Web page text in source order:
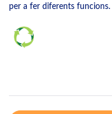
per a fer diferents funcions.